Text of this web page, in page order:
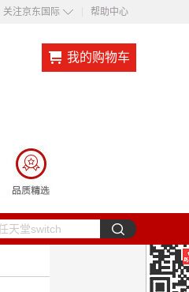
关注京东国际 ◇ 帮助中心
我的购物车